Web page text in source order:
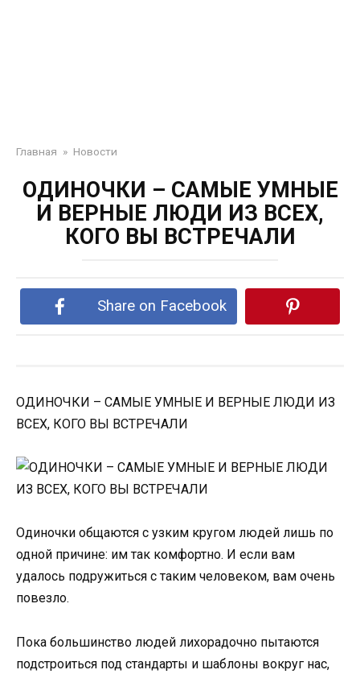
Главная » Новости
ОДИНОЧКИ – САМЫЕ УМНЫЕ
И ВЕРНЫЕ ЛЮДИ ИЗ ВСЕХ,
КОГО ВЫ ВСТРЕЧАЛИ
Share on Facebook
ОДИНОЧКИ – САМЫЕ УМНЫЕ И ВЕРНЫЕ ЛЮДИ ИЗ
ВСЕХ, КОГО ВЫ ВСТРЕЧАЛИ
Одиночки общаются с узким кругом людей лишь по
одной причине: им так комфортно. И если вам
удалось подружиться с таким человеком, вам очень
повезло.
Пока большинство людей лихорадочно пытаются
подстроиться под стандарты и шаблоны вокруг нас,